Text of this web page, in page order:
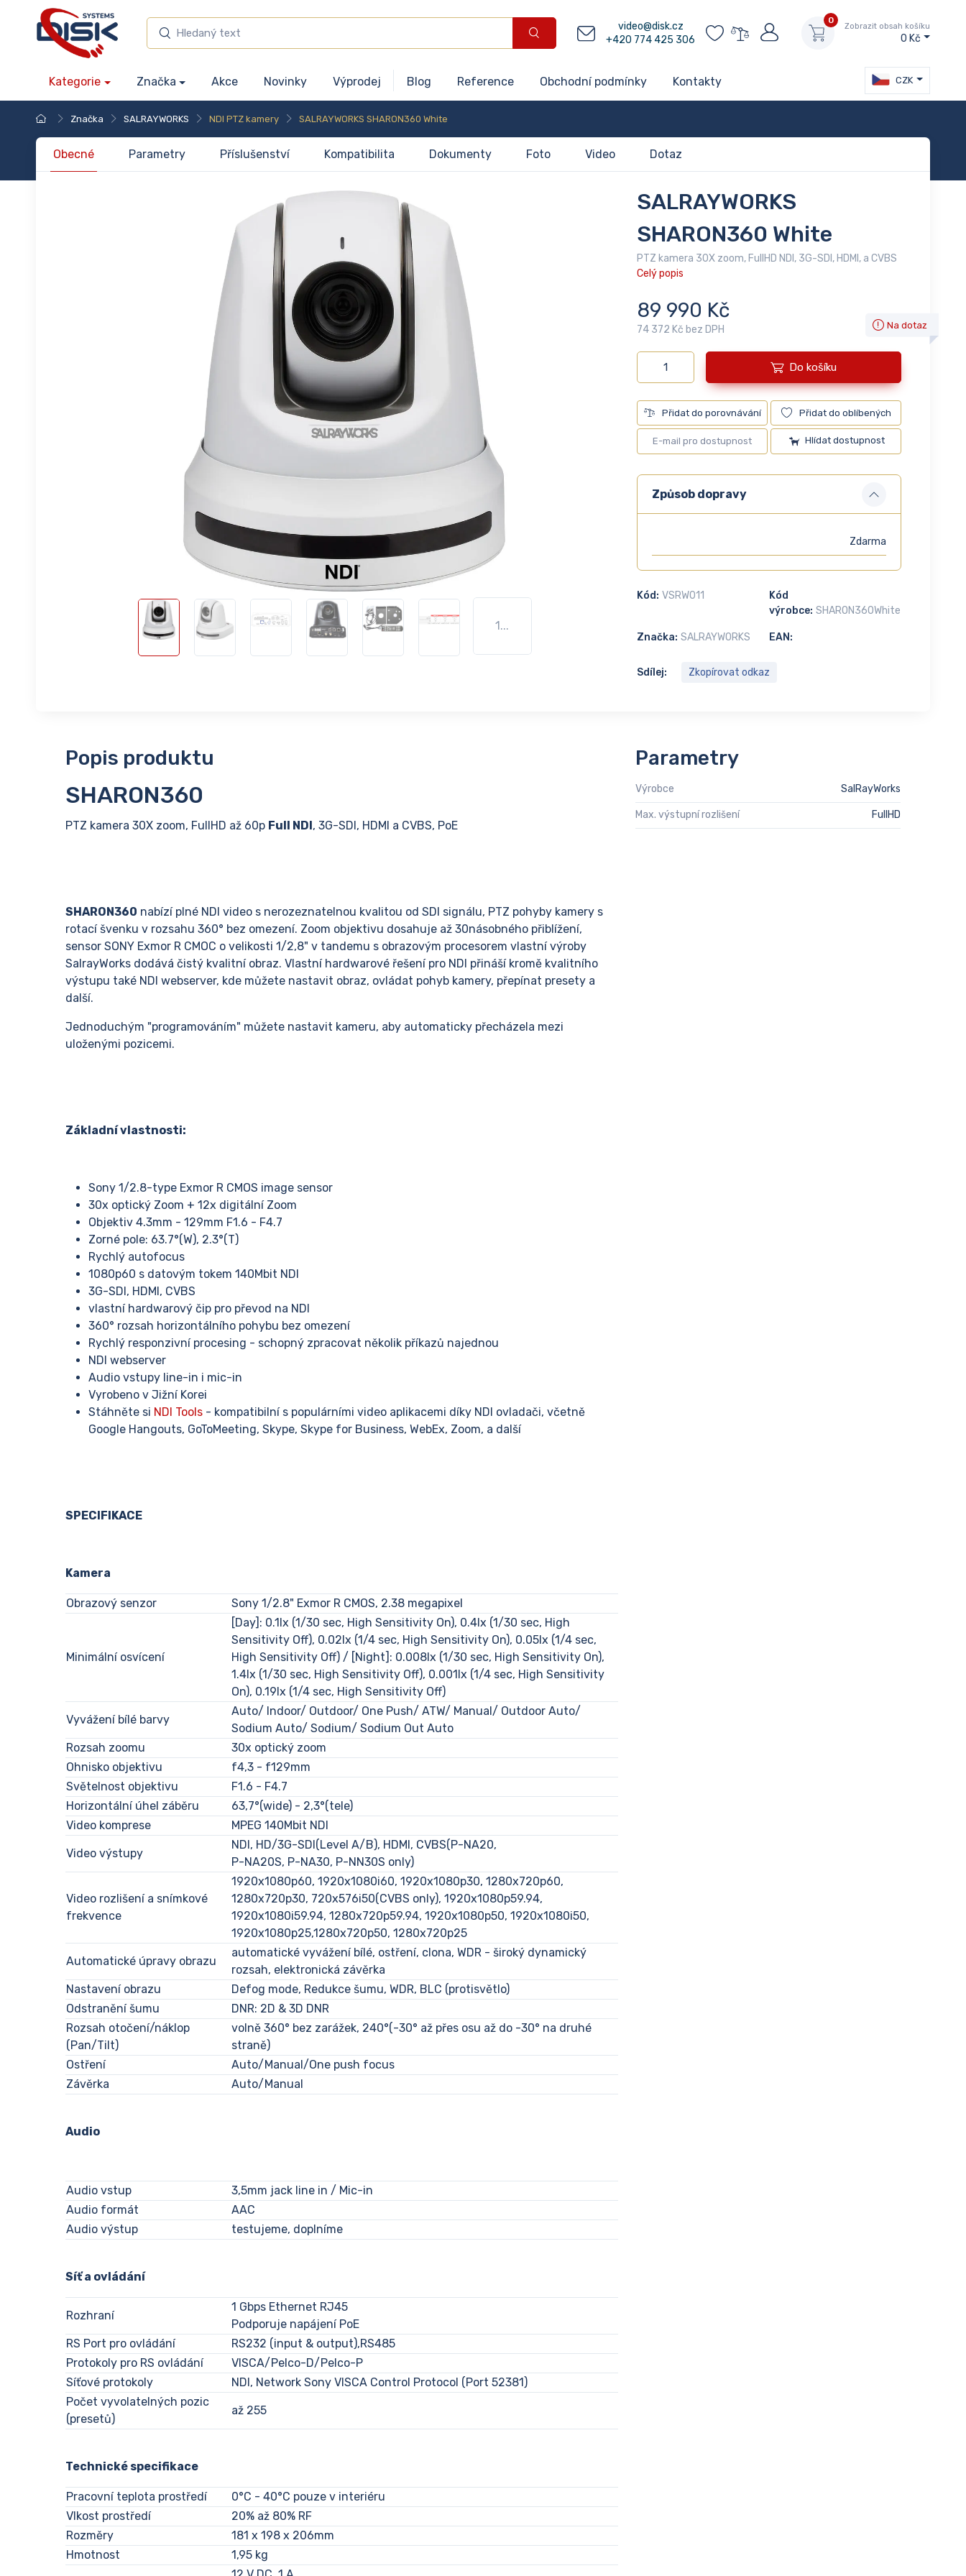
video@disk.cz
+420 774 425 306
0
Zobrazit obsah košíku
0 Kč
Kategorie Značka Akce Novinky Výprodej Blog Reference Obchodní podmínky Kontakty CZK
Značka SALRAYWORKS NDI PTZ kamery SALRAYWORKS SHARON360 White
Obecné Parametry Příslušenství Kompatibilita Dokumenty Foto Video Dotaz
1...
SALRAYWORKS
SHARON360 White
PTZ kamera 30X zoom, FullHD NDI, 3G-SDI, HDMI, a CVBS
Celý popis
89 990 Kč
74 372 Kč bez DPH Na dotaz
Do košíku
Přidat do porovnávání Přidat do oblíbených
Hlídat dostupnost
Způsob dopravy
Zdarma
Kód: VSRW011
Kód
výrobce: SHARON360White
EAN:
Značka: SALRAYWORKS
Sdílej: Zkopírovat odkaz
Popis produktu
SHARON360
PTZ kamera 30X zoom, FullHD až 60p Full NDI, 3G-SDI, HDMI a CVBS, PoE
SHARON360 nabízí plné NDI video s nerozeznatelnou kvalitou od SDI signálu, PTZ pohyby kamery s
rotací švenku v rozsahu 360° bez omezení. Zoom objektivu dosahuje až 30násobného přiblížení,
sensor SONY Exmor R CMOC o velikosti 1/2,8" v tandemu s obrazovým procesorem vlastní výroby
SalrayWorks dodává čistý kvalitní obraz. Vlastní hardwarové řešení pro NDI přináší kromě kvalitního
výstupu také NDI webserver, kde můžete nastavit obraz, ovládat pohyb kamery, přepínat presety a
další.
Jednoduchým "programováním" můžete nastavit kameru, aby automaticky přecházela mezi
uloženými pozicemi.
Základní vlastnosti:
Sony 1/2.8-type Exmor R CMOS image sensor
30x optický Zoom + 12x digitální Zoom
Objektiv 4.3mm - 129mm F1.6 - F4.7
Zorné pole: 63.7°(W), 2.3°(T)
Rychlý autofocus
1080p60 s datovým tokem 140Mbit NDI
3G-SDI, HDMI, CVBS
vlastní hardwarový čip pro převod na NDI
360° rozsah horizontálního pohybu bez omezení
Rychlý responzivní procesing - schopný zpracovat několik příkazů najednou
NDI webserver
Audio vstupy line-in i mic-in
Vyrobeno v Jižní Korei
Stáhněte si NDI Tools - kompatibilní s populárními video aplikacemi díky NDI ovladači, včetně
Google Hangouts, GoToMeeting, Skype, Skype for Business, WebEx, Zoom, a další
SPECIFIKACE
Kamera
Obrazový senzor Sony 1/2.8" Exmor R CMOS, 2.38 megapixel
Minimální osvícení
[Day]: 0.1lx (1/30 sec, High Sensitivity On), 0.4lx (1/30 sec, High
Sensitivity Off), 0.02lx (1/4 sec, High Sensitivity On), 0.05lx (1/4 sec,
High Sensitivity Off) / [Night]: 0.008lx (1/30 sec, High Sensitivity On),
1.4lx (1/30 sec, High Sensitivity Off), 0.001lx (1/4 sec, High Sensitivity
On), 0.19lx (1/4 sec, High Sensitivity Off)
Vyvážení bílé barvy
Auto/ Indoor/ Outdoor/ One Push/ ATW/ Manual/ Outdoor Auto/
Sodium Auto/ Sodium/ Sodium Out Auto
Rozsah zoomu
30x optický zoom
Ohnisko objektivu
f4,3 - f129mm
Světelnost objektivu
F1.6 - F4.7
Horizontální úhel záběru
63,7°(wide) - 2,3°(tele)
Video komprese
MPEG 140Mbit NDI
Video výstupy
NDI, HD/3G-SDI(Level A/B), HDMI, CVBS(P-NA20,
P-NA20S, P-NA30, P-NN30S only)
Video rozlišení a snímkové
frekvence
1920x1080p60, 1920x1080i60, 1920x1080p30, 1280x720p60,
1280x720p30, 720x576i50(CVBS only), 1920x1080p59.94,
1920x1080i59.94, 1280x720p59.94, 1920x1080p50, 1920x1080i50,
1920x1080p25,1280x720p50, 1280x720p25
Automatické úpravy obrazu
automatické vyvážení bílé, ostření, clona, WDR - široký dynamický
rozsah, elektronická závěrka
Nastavení obrazu
Defog mode, Redukce šumu, WDR, BLC (protisvětlo)
Odstranění šumu
DNR: 2D & 3D DNR
Rozsah otočení/náklop
(Pan/Tilt)
volně 360° bez zarážek, 240°(-30° až přes osu až do -30° na druhé
straně)
Ostření
Auto/Manual/One push focus
Závěrka
Auto/Manual
Audio
Audio vstup
3,5mm jack line in / Mic-in
Audio formát
AAC
Audio výstup
testujeme, doplníme
Síť a ovládání
Rozhraní
1 Gbps Ethernet RJ45
Podporuje napájení PoE
RS Port pro ovládání
RS232 (input & output),RS485
Protokoly pro RS ovládání
VISCA/Pelco-D/Pelco-P
Síťové protokoly
NDI, Network Sony VISCA Control Protocol (Port 52381)
Počet vyvolatelných pozic
(presetů)
až 255
Technické specifikace
Pracovní teplota prostředí
0°C - 40°C pouze v interiéru
Vlkost prostředí
20% až 80% RF
Rozměry
181 x 198 x 206mm
Hmotnost
1,95 kg
Parametry
Výrobce SalRayWorks
Max. výstupní rozlišení FullHD